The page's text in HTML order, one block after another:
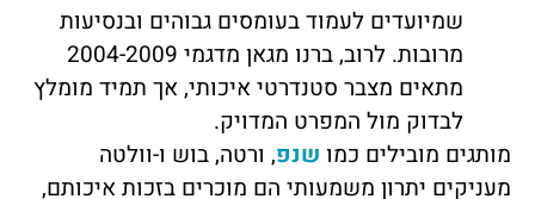
שמיועדים לעמוד בעומסים גבוהים ובנסיעות
מרובות. לרוב, ברנו מגאן מדגמי 2004-2009
מתאים מצבר סטנדרטי איכותי, אך תמיד מומלץ
לבדוק מול המפרט המדויק.
מותגים מובילים כמו שנפ, ורטה, בוש ו-וולטה
מעניקים יתרון משמעותי הם מוכרים בזכות איכותם,